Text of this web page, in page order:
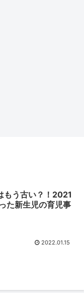
もう古い？！2021
た新生児の育児事
2022.01.15